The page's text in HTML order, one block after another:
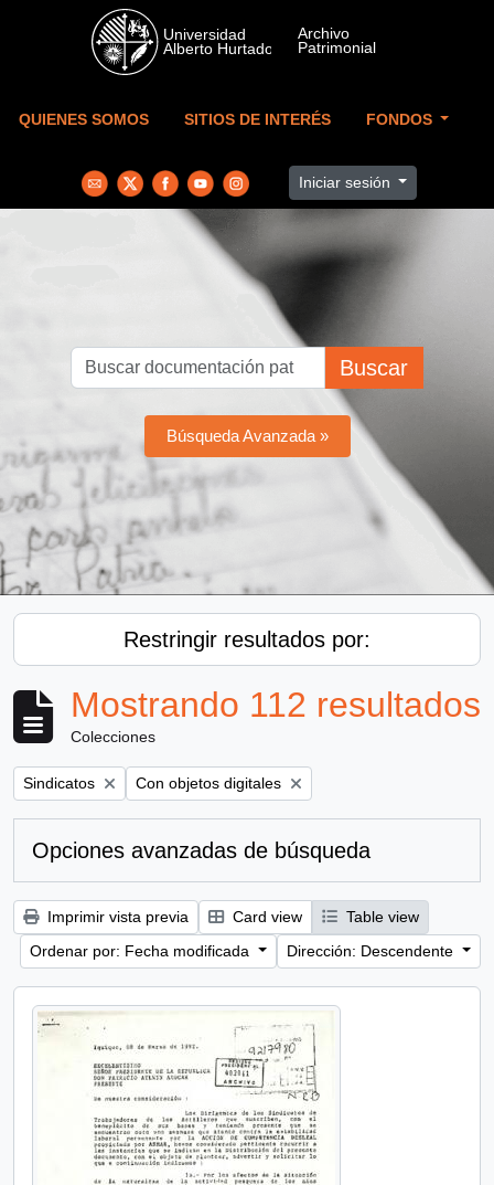
Skip to main content
QUIENES SOMOS SITIOS DE INTERÉS FONDOS
Iniciar sesión
Buscar
Búsqueda Avanzada »
Restringir resultados por:
Mostrando 112 resultados
Colecciones
Remove filter:
Sindicatos Remove filter:
Con objetos digitales
Opciones avanzadas de búsqueda
Imprimir vista previa Card view
Table view
Ordenar por: Fecha modificada
Dirección: Descendente